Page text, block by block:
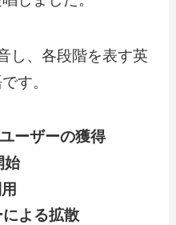
し、各段階を表す英
す。
ーザーの獲得
始
よる拡散